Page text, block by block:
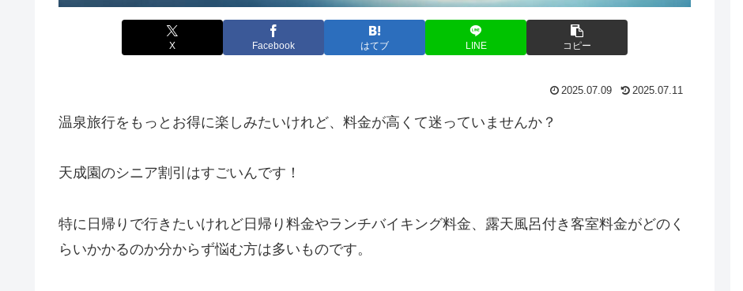
X Facebook はてブ LINE コピー
2025.07.09 2025.07.11
温泉旅行をもっとお得に楽しみたいけれど、料金が高くて迷っていませんか？
天成園のシニア割引はすごいんです！
特に日帰りで行きたいけれど日帰り料金やランチバイキング料金、露天風呂付き客室料金がどのく
らいかかるのか分からず悩む方は多いものです。